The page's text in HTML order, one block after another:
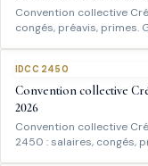
Convention collective
congés, préavis, primes.
IDCC 2450
Convention collective
2026
Convention collective
2450 : salaires, congés,